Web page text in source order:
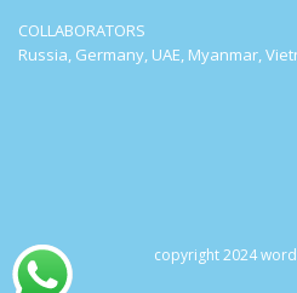
COLLABORATORS
Russia, Germany, UAE, Myanmar,
copyright 2024